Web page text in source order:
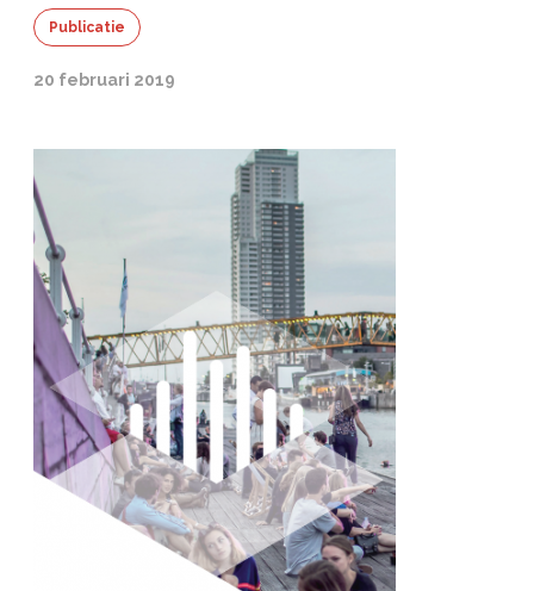
Publicatie
20 februari 2019